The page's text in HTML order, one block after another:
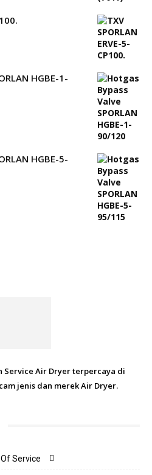
HGBE-1-
HGBE-5-
Service Air Dryer terpercaya di
jenis dan merek Air Dryer.
Service